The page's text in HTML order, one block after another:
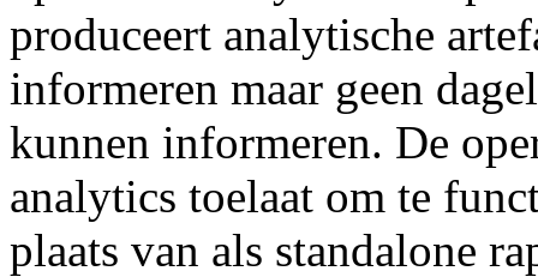
produceert analytische
informeren maar geen
kunnen informeren. De
analytics toelaat om te
plaats van als standalone